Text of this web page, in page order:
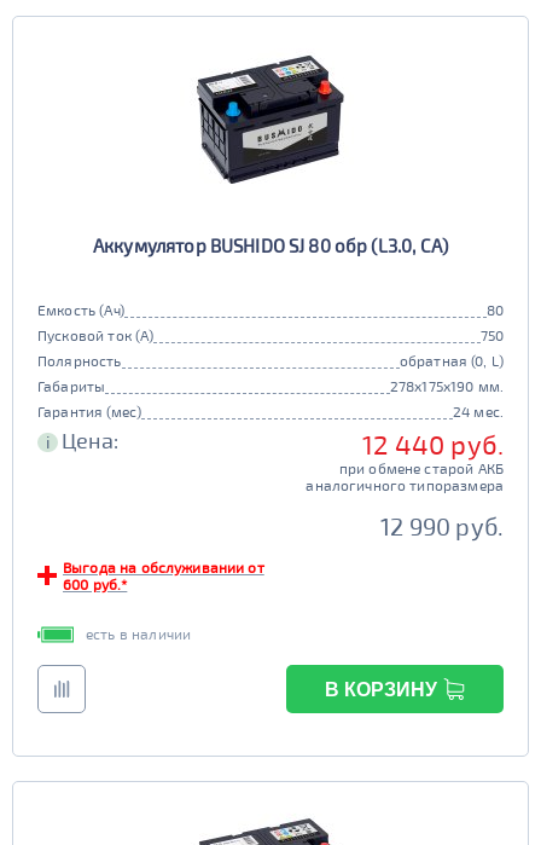
Аккумулятор BUSHIDO SJ 80 обр (L3.0, CA)
Емкость (Ач)
80
Пусковой ток (А)
750
Полярность
обратная (0, L)
Габариты
278x175x190 мм.
Гарантия (мес)
24 мес.
i Цена: 12 440 руб.
при обмене старой АКБ
аналогичного типоразмера
12 990 руб.
Выгода на обслуживании от
600 руб.*
есть в наличии
В КОРЗИНУ